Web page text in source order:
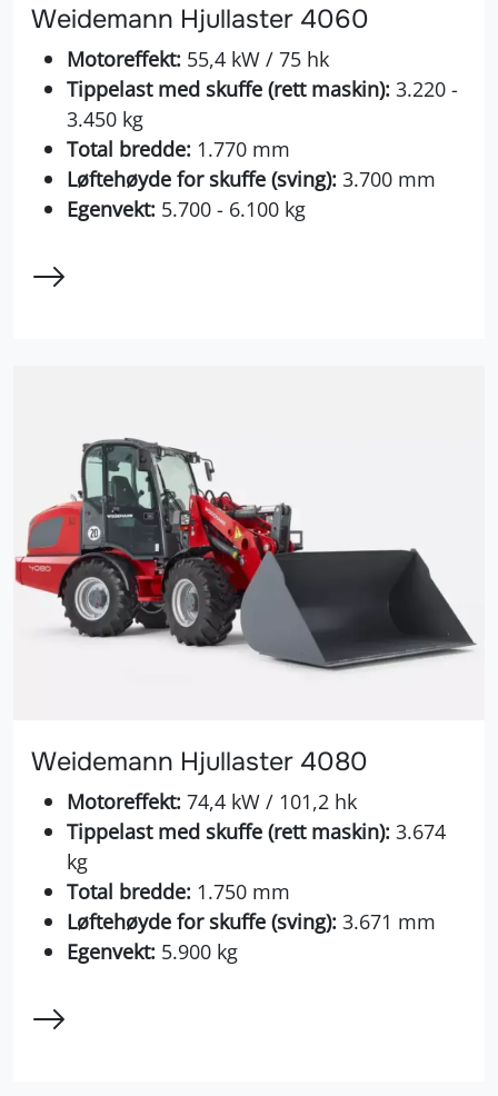
Weidemann Hjullaster 4060
Motoreffekt: 55,4 kW / 75 hk
Tippelast med skuffe (rett maskin): 3.220 -
3.450 kg
Total bredde: 1.770 mm
Løftehøyde for skuffe (sving): 3.700 mm
Egenvekt: 5.700 - 6.100 kg
Weidemann Hjullaster 4080
Motoreffekt: 74,4 kW / 101,2 hk
Tippelast med skuffe (rett maskin): 3.674
kg
Total bredde: 1.750 mm
Løftehøyde for skuffe (sving): 3.671 mm
Egenvekt: 5.900 kg